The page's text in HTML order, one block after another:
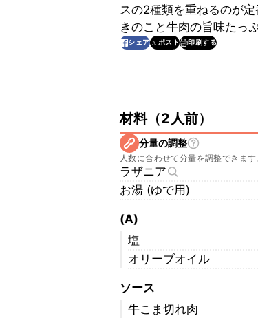
スの2種類を重ねるのが
きのこと牛肉の旨味たっ
シェア ポスト 印刷する
材料（2人前）
分量の調整
人数に合わせて分量を調整できま
ラザニア
お湯 (ゆで用)
(A)
塩
オリーブオイル
ソース
牛こま切れ肉